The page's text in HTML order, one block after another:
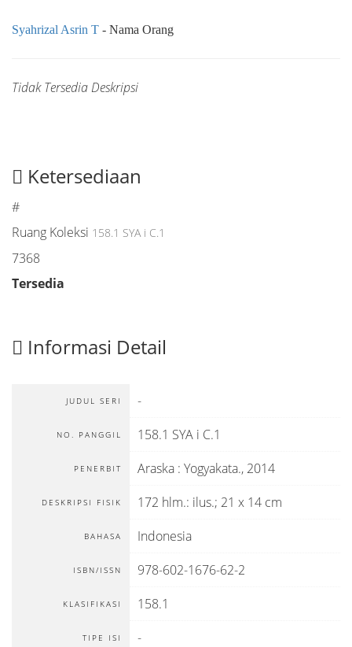
Syahrizal Asrin T - Nama Orang
Tidak Tersedia Deskripsi
Ketersediaan
#
Ruang Koleksi 158.1 SYA i C.1
7368
Tersedia
Informasi Detail
JUDUL SERI -
NO. PANGGIL 158.1 SYA i C.1
PENERBIT Araska : Yogyakata., 2014
DESKRIPSI FISIK 172 hlm.: ilus.; 21 x 14 cm
BAHASA Indonesia
ISBN/ISSN 978-602-1676-62-2
KLASIFIKASI 158.1
TIPE ISI -